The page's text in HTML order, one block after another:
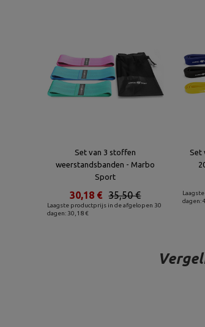
Set van 3 stoffen
weerstandsbanden - Marbo
Sport
Laagste productprijs in de afgelopen 30
dagen: 30,18 €
35,50 €
30,18 €
Set
dagen: